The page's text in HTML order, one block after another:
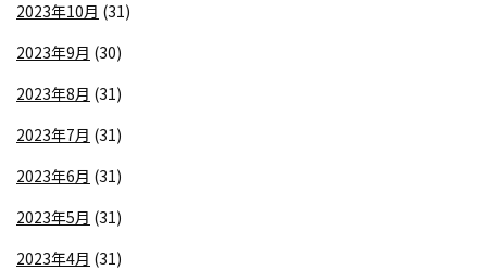
2023年10月 (31)
2023年9月 (30)
2023年8月 (31)
2023年7月 (31)
2023年6月 (31)
2023年5月 (31)
2023年4月 (31)